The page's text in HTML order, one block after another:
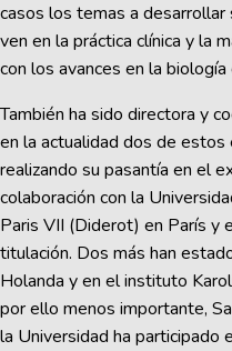
casos los temas a desarrollar
ven en la práctica clínica y la
con los avances en la
También ha sido directora y
en la actualidad dos de
realizando su pasantía en el
colaboración con la
Paris VII (Diderot) en París y
titulación. Dos más han
Holanda y en el instituto
por ello menos importante,
la Universidad ha participado